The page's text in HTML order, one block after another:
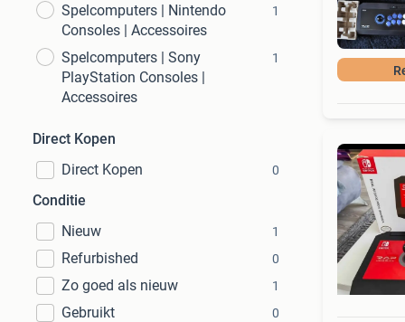
Spelcomputers | Nintendo
Consoles | Accessoires
1
Spelcomputers | Sony
PlayStation Consoles |
Accessoires
1
Direct Kopen
Direct Kopen
0
Conditie
Nieuw
1
Refurbished 0
Zo goed als nieuw 1
Gebruikt 0